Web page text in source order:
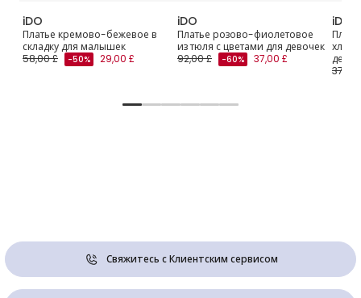
iDO
Платье кремово-бежевое в
складку для малышек
58,00 £
-50% 29,00 £
iDO
Платье розово-фиолетовое
из тюля с цветами для девочек
92,00 £
-60% 37,00 £
iDO
37,00
Свяжитесь с Клиентским сервисом